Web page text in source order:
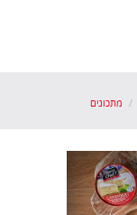
מתכונים